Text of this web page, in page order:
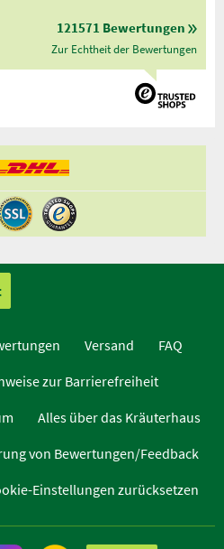
121571 Bewertungen
Zur Echtheit der Bewertungen
Versand
FAQ
zur Barrierefreiheit
Alles über das Kräuterhaus
von Bewertungen/Feedback
Einstellungen zurücksetzen